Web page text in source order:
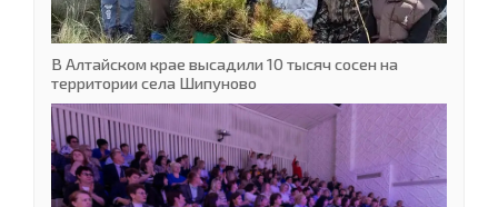
В Алтайском крае высадили 10 тысяч сосен на
территории села Шипуново